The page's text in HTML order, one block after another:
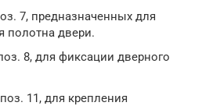
7, предназначенных для
полотна двери.
8, для фиксации дверного
11, для крепления